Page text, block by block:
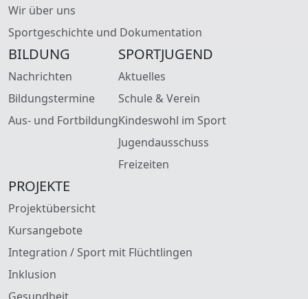
Wir über uns
Sportgeschichte und Dokumentation
BILDUNG
Nachrichten
Bildungstermine
Aus- und Fortbildung
SPORTJUGEND
Aktuelles
Schule & Verein
Kindeswohl im Sport
Jugendausschuss
Freizeiten
PROJEKTE
Projektübersicht
Kursangebote
Integration / Sport mit Flüchtlingen
Inklusion
Gesundheit